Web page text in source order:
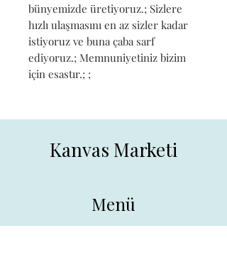
bünyemizde üretiyoruz.; Sizlere
hızlı ulaşmasını en az sizler kadar
istiyoruz ve buna çaba sarf
ediyoruz.; Memnuniyetiniz bizim
için esastır.; ;
Kanvas Marketi
Menü